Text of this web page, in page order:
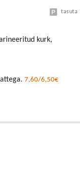
tasuta
kurk,
7,60/6,50€